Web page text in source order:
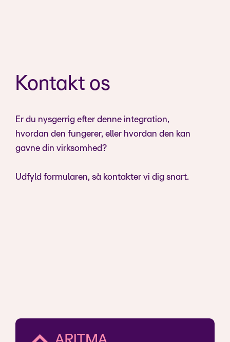
Kontakt os
Er du nysgerrig efter denne integration,
hvordan den fungerer, eller hvordan den kan
gavne din virksomhed?
Udfyld formularen, så kontakter vi dig snart.